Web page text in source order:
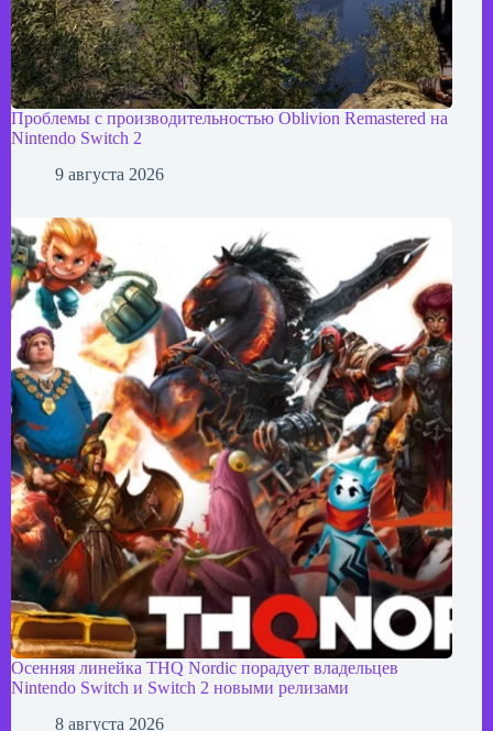
Проблемы с производительностью Oblivion Remastered на
Nintendo Switch 2
9 августа 2026
Осенняя линейка THQ Nordic порадует владельцев
Nintendo Switch и Switch 2 новыми релизами
8 августа 2026